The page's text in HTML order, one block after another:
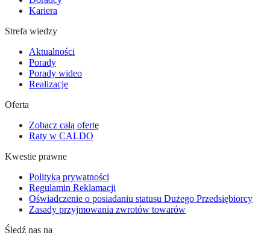
Kariera
Strefa wiedzy
Aktualności
Porady
Porady wideo
Realizacje
Oferta
Zobacz całą ofertę
Raty w CALDO
Kwestie prawne
Polityka prywatności
Regulamin Reklamacji
Oświadczenie o posiadaniu statusu Dużego Przedsiębiorcy
Zasady przyjmowania zwrotów towarów
Śledź nas na